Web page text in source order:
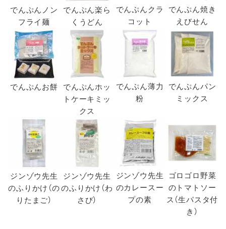
でんぷんノン
フライ麺
でんぷん楽ら
くうどん
でんぷんクラ
コット
でんぷん焼き
えびせん
でんぷんお餅 でんぷんホッ
トケーキミッ
クス
でんぷん薄力
粉
でんぷんパン
ミックス
ジンゾウ先生
のふりかけ（の
りたまご）
ジンゾウ先生
のふりかけ（わ
さび）
ジンゾウ先生
のカレースー
プの素
ゴロゴロ野菜
のトマトソー
ス（生パスタ付
き）